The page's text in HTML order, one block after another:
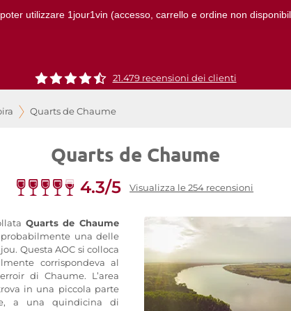
utilizzare 1jour1vin (accesso, carrello e ordine non
21.479 recensioni dei clienti
Quarts de Chaume
Quarts de Chaume
4.3/5 Visualizza le 254 recensioni
Quarts de Chaume
una delle
Questa AOC si colloca
corrispondeva al
di Chaume. L’area
in una piccola parte
a una quindicina di